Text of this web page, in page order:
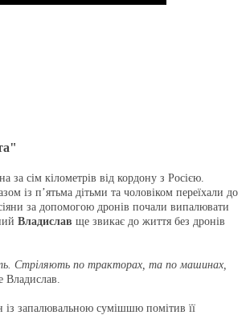
за сім кілометрів від кордону з Росією.
із п’ятьма дітьми та чоловіком переїхали до
за допомогою дронів почали випалювати
Владислав ще звикає до життя без дронів
Стріляють по тракторах, та по машинах,
Владислав.
запалювальною сумішшю помітив її